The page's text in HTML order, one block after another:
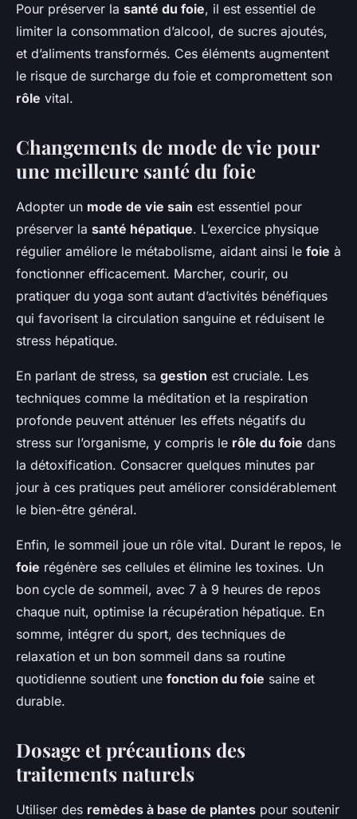
Pour préserver la santé du foie, il est essentiel de
limiter la consommation d’alcool, de sucres ajoutés,
et d’aliments transformés. Ces éléments augmentent
le risque de surcharge du foie et compromettent son
rôle vital.
Changements de mode de vie pour
une meilleure santé du foie
Adopter un mode de vie sain est essentiel pour
préserver la santé hépatique. L’exercice physique
régulier améliore le métabolisme, aidant ainsi le foie à
fonctionner efficacement. Marcher, courir, ou
pratiquer du yoga sont autant d’activités bénéfiques
qui favorisent la circulation sanguine et réduisent le
stress hépatique.
En parlant de stress, sa gestion est cruciale. Les
techniques comme la méditation et la respiration
profonde peuvent atténuer les effets négatifs du
stress sur l’organisme, y compris le rôle du foie dans
la détoxification. Consacrer quelques minutes par
jour à ces pratiques peut améliorer considérablement
le bien-être général.
Enfin, le sommeil joue un rôle vital. Durant le repos, le
foie régénère ses cellules et élimine les toxines. Un
bon cycle de sommeil, avec 7 à 9 heures de repos
chaque nuit, optimise la récupération hépatique. En
somme, intégrer du sport, des techniques de
relaxation et un bon sommeil dans sa routine
quotidienne soutient une fonction du foie saine et
durable.
Dosage et précautions des
traitements naturels
Utiliser des remèdes à base de plantes pour soutenir